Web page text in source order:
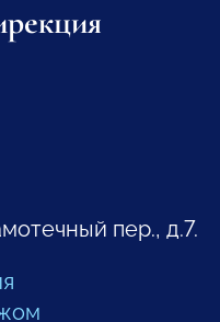
пер., д.7.